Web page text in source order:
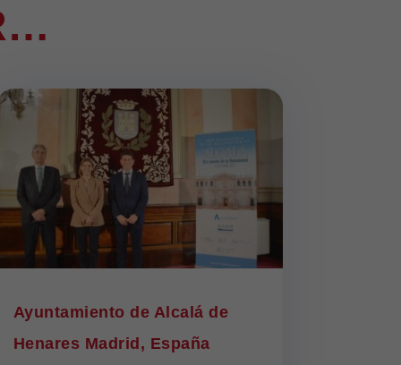
Ayuntamiento de Alcalá de
Henares Madrid, España